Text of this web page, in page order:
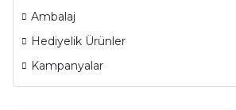
Ambalaj
Hediyelik Ürünler
Kampanyalar